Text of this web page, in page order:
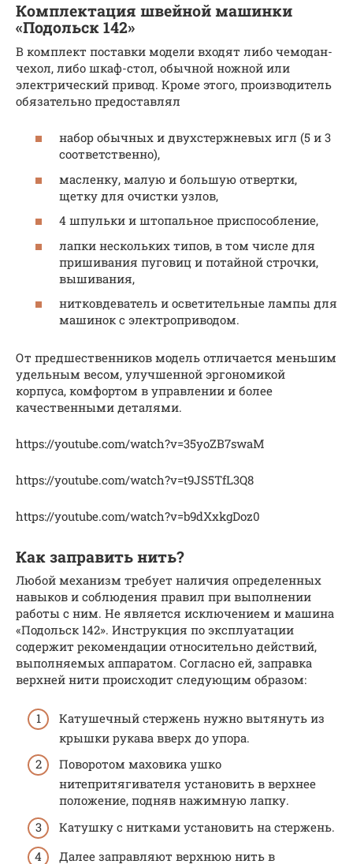
Комплектация швейной машинки
«Подольск 142»
В комплект поставки модели входят либо чемодан-
чехол, либо шкаф-стол, обычной ножной или
электрический привод. Кроме этого, производитель
обязательно предоставлял
набор обычных и двухстержневых игл (5 и 3
соответственно),
масленку, малую и большую отвертки,
щетку для очистки узлов,
4 шпульки и штопальное приспособление,
лапки нескольких типов, в том числе для
пришивания пуговиц и потайной строчки,
вышивания,
нитковдеватель и осветительные лампы для
машинок с электроприводом.
От предшественников модель отличается меньшим
удельным весом, улучшенной эргономикой
корпуса, комфортом в управлении и более
качественными деталями.
https://youtube.com/watch?v=35yoZB7swaM
https://youtube.com/watch?v=t9JS5TfL3Q8
https://youtube.com/watch?v=b9dXxkgDoz0
Как заправить нить?
Любой механизм требует наличия определенных
навыков и соблюдения правил при выполнении
работы с ним. Не является исключением и машина
«Подольск 142». Инструкция по эксплуатации
содержит рекомендации относительно действий,
выполняемых аппаратом. Согласно ей, заправка
верхней нити происходит следующим образом:
Катушечный стержень нужно вытянуть из
крышки рукава вверх до упора.
Поворотом маховика ушко
нитепритягивателя установить в верхнее
положение, подняв нажимную лапку.
Катушку с нитками установить на стержень.
Далее заправляют верхнюю нить в